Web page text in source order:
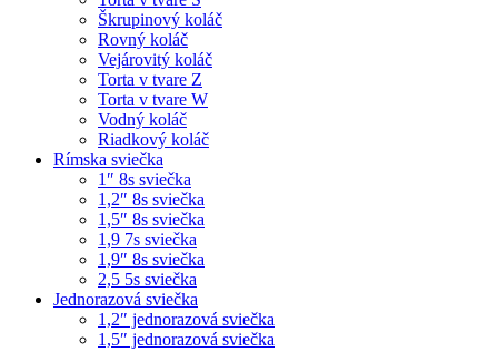
Škrupinový koláč
Rovný koláč
Vejárovitý koláč
Torta v tvare Z
Torta v tvare W
Vodný koláč
Riadkový koláč
Rímska sviečka
1″ 8s sviečka
1,2″ 8s sviečka
1,5″ 8s sviečka
1,9 7s sviečka
1,9″ 8s sviečka
2,5 5s sviečka
Jednorazová sviečka
1,2″ jednorazová sviečka
1,5″ jednorazová sviečka